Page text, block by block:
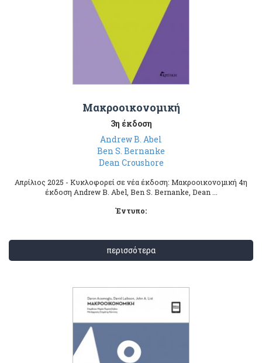
Μακροοικονομική
3η έκδοση
Andrew B. Abel
Ben S. Bernanke
Dean Croushore
Απρίλιος 2025 - Κυκλοφορεί σε νέα έκδοση: Μακροοικονομική 4η
έκδοση Andrew B. Abel, Ben S. Bernanke, Dean ...
Έντυπο:
περισσότερα